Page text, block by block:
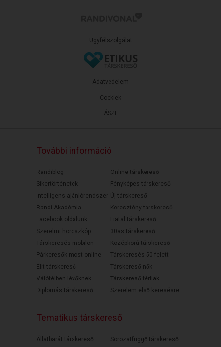
Ügyfélszolgálat
ÁSZF
Adatvédelem
Cookiek
További információ
Randiblog
Sikertörténetek
Intelligens ajánlórendszer
Randi Akadémia
Facebook oldalunk
Szerelmi horoszkóp
Társkeresés mobilon
Párkeresők most online
Elit társkereső
Válófélben lévőknek
Diplomás társkereső
Online társkereső
Fényképes társkereső
Új társkereső
Keresztény társkereső
Fiatal társkereső
30as társkereső
Középkorú társkereső
Társkeresés 50 felett
Társkereső nők
Társkereső férfiak
Szerelem első keresésre
Tematikus társkereső
Állatbarát társkereső
Sorozatfüggő társkereső